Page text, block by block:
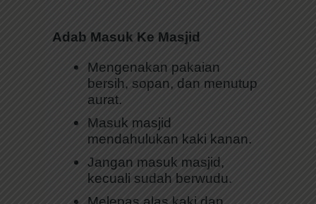
Adab Masuk Ke Masjid
Mengenakan pakaian
bersih, sopan, dan menutup
aurat.
Masuk masjid
mendahulukan kaki kanan.
Jangan masuk masjid,
kecuali sudah berwudu.